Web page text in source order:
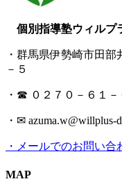
個別指導塾ウィルプ
・群馬県伊勢崎市田
－５
・☎ ０２７０－６１－
・✉ azuma.w@willplus-
・メールでのお問い合
MAP